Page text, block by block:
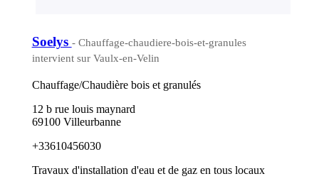
Soelys - Chauffage-chaudiere-bois-et-granules
intervient sur Vaulx-en-Velin
Chauffage/Chaudière bois et granulés
12 b rue louis maynard
69100 Villeurbanne
+33610456030
Travaux d'installation d'eau et de gaz en tous locaux